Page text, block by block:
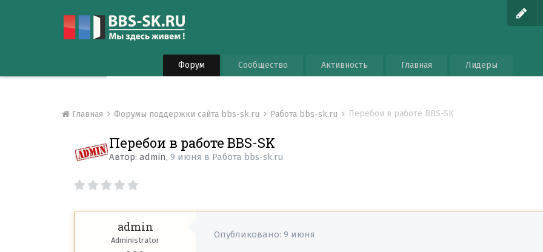
Форум Сообщество Активность Главная Лидеры
Главная Форумы поддержки сайта bbs-sk.ru Работа bbs-sk.ru Перебои в работе BBS-SK
Перебои в работе BBS-SK
Автор:admin,9 июня в Работа bbs-sk.ru
admin
Administrator
Опубликовано:9 июня